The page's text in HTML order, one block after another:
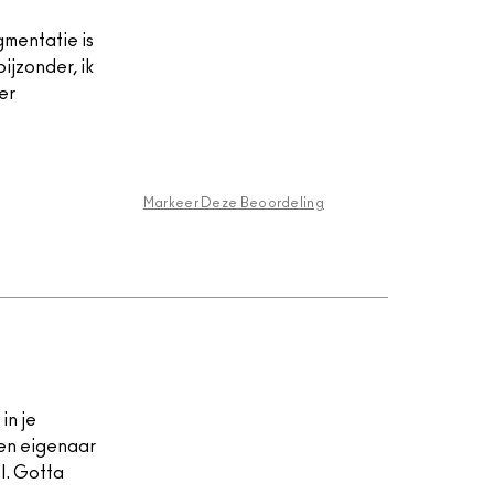
is
ik
Markeer Deze Beoordeling
je
eigenaar
Gotta